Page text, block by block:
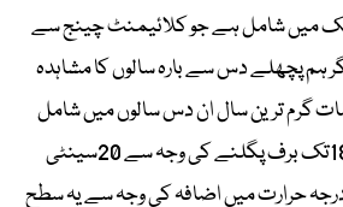
میں شامل ہے جو کلائیمنٹ چینج سے
ہم پچھلے دس سے بارہ سالوں کا مشاہدہ
کے بعد سات گرم ترین سال ان دس سالوں میں شامل
ہیں ۔سمندری سطح 1880تک برف پگلنے کی وجہ سے 20سینٹی
حرارت میں اضافہ کی وجہ سے یہ سطح